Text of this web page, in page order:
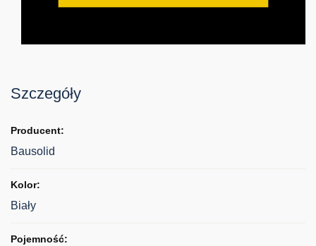
Szczegóły
Bausolid
Biały